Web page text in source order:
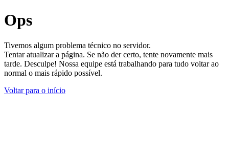
Ops
Tivemos algum problema técnico no servidor.
Tentar atualizar a página. Se não der certo, tente novamente mais
tarde. Desculpe! Nossa equipe está trabalhando para tudo voltar ao
normal o mais rápido possível.
Voltar para o início